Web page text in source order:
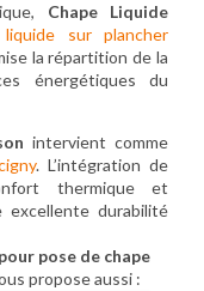
Chape Liquide
sur plancher
la répartition de la
énergétiques du
intervient comme
. L’intégration de
thermique et
durabilité
pose de chape
propose aussi :